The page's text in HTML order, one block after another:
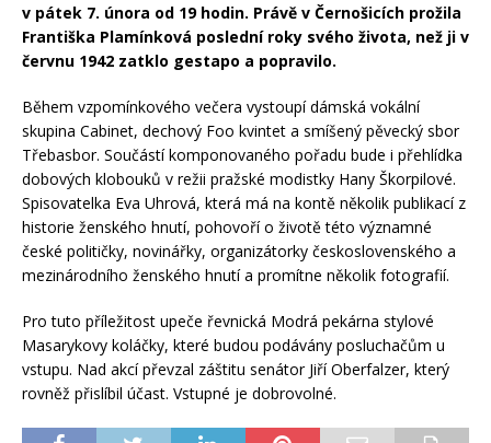
v pátek 7. února od 19 hodin. Právě v Černošicích prožila
Františka Plamínková poslední roky svého života, než ji v
červnu 1942 zatklo gestapo a popravilo.
Během vzpomínkového večera vystoupí dámská vokální
skupina Cabinet, dechový Foo kvintet a smíšený pěvecký sbor
Třebasbor. Součástí komponovaného pořadu bude i přehlídka
dobových klobouků v režii pražské modistky Hany Škorpilové.
Spisovatelka Eva Uhrová, která má na kontě několik publikací z
historie ženského hnutí, pohovoří o životě této významné
české političky, novinářky, organizátorky československého a
mezinárodního ženského hnutí a promítne několik fotografií.
Pro tuto příležitost upeče řevnická Modrá pekárna stylové
Masarykovy koláčky, které budou podávány posluchačům u
vstupu. Nad akcí převzal záštitu senátor Jiří Oberfalzer, který
rovněž přislíbil účast. Vstupné je dobrovolné.